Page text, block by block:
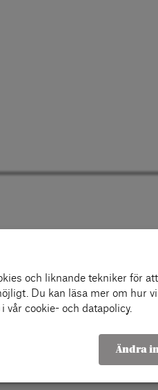
och liknande tekniker för
Du kan läsa mer om hur
vår cookie- och datapolicy.
Ändra